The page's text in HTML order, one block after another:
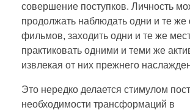
совершение поступков. Личность
продолжать наблюдать одни и те
фильмов, заходить одни и те же
практиковать одними и теми же
извлекая от них прежнего
Это нередко делается стимулом
необходимости трансформаций в